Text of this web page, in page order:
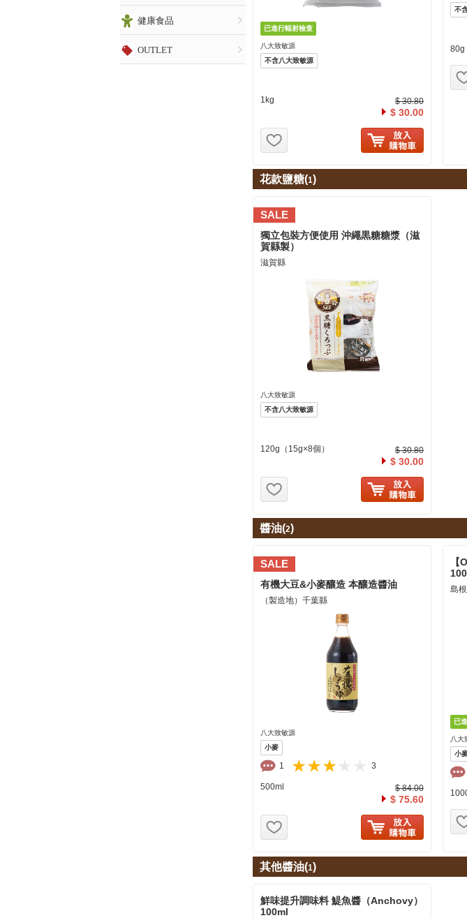
健康食品
OUTLET
八大致敏源
不含八大致敏源
1kg $ 30.80
$ 30.00
不
80g
花款鹽糖(1)
SALE
獨立包裝方便使用 沖繩黒糖糖漿（滋
賀縣製）
滋賀縣
八大致敏源
不含八大致敏源
120g（15g×8個） $ 30.80
$ 30.00
醬油(2)
SALE
有機大豆&小麥釀造 本釀造醬油
（製造地）千葉縣
八大致敏源
小麥
1 3
500ml $ 84.00
$ 75.60
島
八大
小
其他醬油(1)
鮮味提升調味料 鯷魚醬（Anchovy）
100ml